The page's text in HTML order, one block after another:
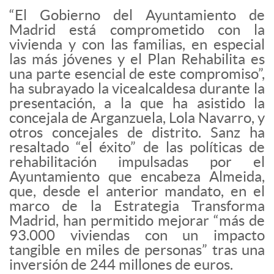
“El Gobierno del Ayuntamiento de
Madrid está comprometido con la
vivienda y con las familias, en especial
las más jóvenes y el Plan Rehabilita es
una parte esencial de este compromiso”,
ha subrayado la vicealcaldesa durante la
presentación, a la que ha asistido la
concejala de Arganzuela, Lola Navarro, y
otros concejales de distrito. Sanz ha
resaltado “el éxito” de las políticas de
rehabilitación impulsadas por el
Ayuntamiento que encabeza Almeida,
que, desde el anterior mandato, en el
marco de la Estrategia Transforma
Madrid, han permitido mejorar “más de
93.000 viviendas con un impacto
tangible en miles de personas” tras una
inversión de 244 millones de euros.